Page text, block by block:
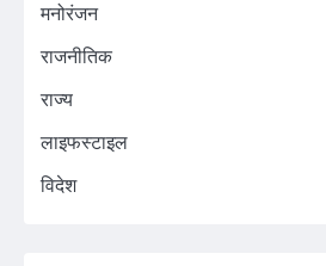
मनोरंजन
राजनीतिक
राज्य
लाइफस्टाइल
विदेश